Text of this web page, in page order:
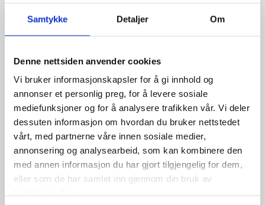
Samtykke Detaljer Om
Denne nettsiden anvender cookies
Vi bruker informasjonskapsler for å gi innhold og
annonser et personlig preg, for å levere sosiale
mediefunksjoner og for å analysere trafikken vår. Vi deler
dessuten informasjon om hvordan du bruker nettstedet
vårt, med partnerne våre innen sosiale medier,
annonsering og analysearbeid, som kan kombinere den
med annen informasjon du har gjort tilgjengelig for dem,
eller som de har samlet inn gjennom din bruk av
Continental Eco Contact 6
175/70R14 84T